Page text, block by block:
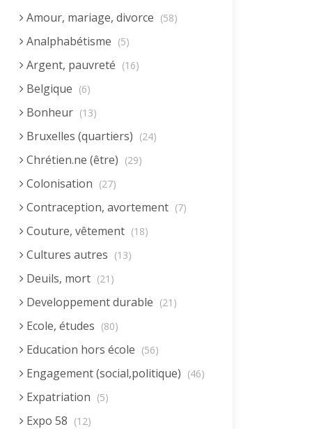
Amour, mariage, divorce (58)
Analphabétisme (5)
Argent, pauvreté (16)
Belgique (6)
Bonheur (13)
Bruxelles (quartiers) (24)
Chrétien.ne (être) (29)
Colonisation (27)
Contraception, avortement (7)
Couture, vêtement (18)
Cultures autres (13)
Deuils, mort (21)
Developpement durable (21)
Ecole, études (80)
Education hors école (56)
Engagement (social,politique) (46)
Expatriation (5)
Expo 58 (12)